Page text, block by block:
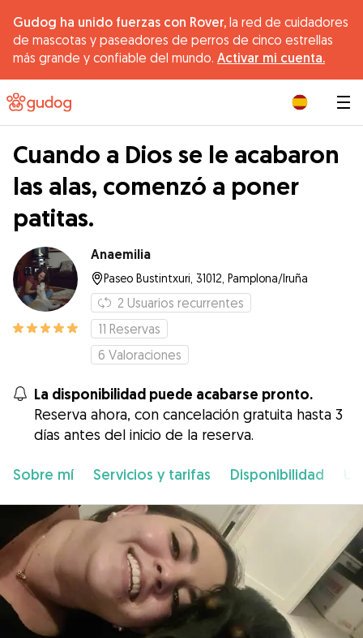
Gudog ha unido fuerzas con Rover, la red de cuidadores
de mascotas y paseadores de perros de cinco estrellas
más grande y confiable del mundo. Activar mi cuenta.
Cuando a Dios se le acabaron
las alas, comenzó a poner
patitas.
Anaemilia
Paseo Bustintxuri, 31012, Pamplona/Iruña
2 Usuarios recurrentes
11 Reservas
6 Valoraciones
La disponibilidad puede acabarse pronto.
Reserva ahora, con cancelación gratuita hasta 3
días antes del inicio de la reserva.
Sobre mí Servicios y tarifas Disponibilidad